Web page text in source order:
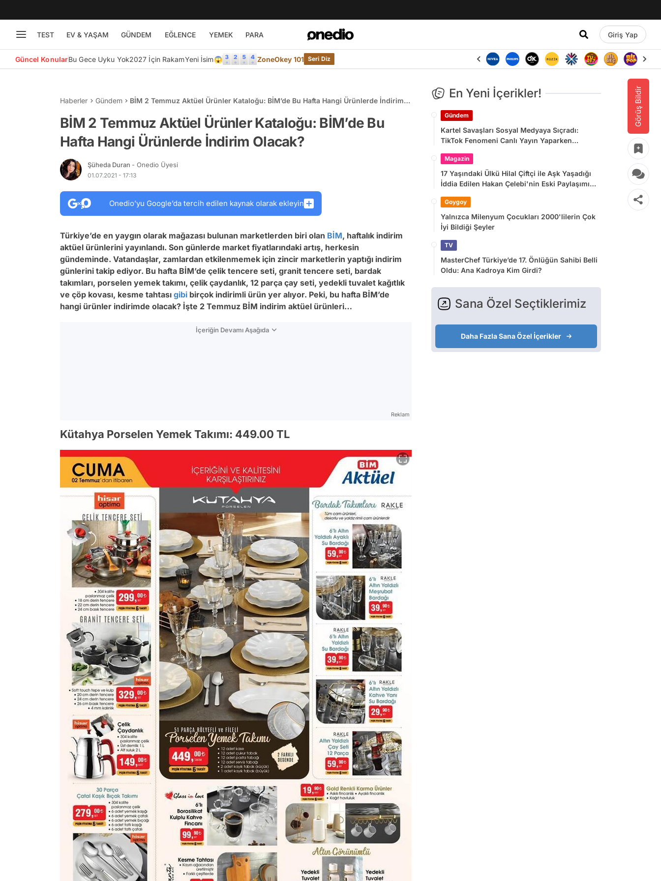
TEST EV & YAŞAM GÜNDEM EĞLENCE YEMEK PARA Giriş Yap
Güncel KonularBu Gece Uyku Yok2027 İçin RakamYeni İsim😱 ZoneOkey 101 Seri Diz
Görüş Bildir
Haberler Gündem
BİM 2 Temmuz Aktüel Ürünler Kataloğu: BİM’de Bu Hafta Hangi Ürünlerde İndirim
BİM 2 Temmuz Aktüel Ürünler Kataloğu: BİM’de Bu
Hafta Hangi Ürünlerde İndirim Olacak?
Şüheda Duran - Onedio Üyesi
01.07.2021 - 17:13
Onedio’yu Google’da tercih edilen kaynak olarak ekleyin
Türkiye’de en yaygın olarak mağazası bulunan marketlerden biri olan BİM, haftalık indirim
aktüel ürünlerini yayınlandı. Son günlerde market fiyatlarındaki artış, herkesin
gündeminde. Vatandaşlar, zamlardan etkilenmemek için zincir marketlerin yaptığı indirim
günlerini takip ediyor. Bu hafta BİM’de çelik tencere seti, granit tencere seti, bardak
takımları, porselen yemek takımı, çelik çaydanlık, 12 parça çay seti, yedekli tuvalet kağıtlık
ve çöp kovası, kesme tahtası gibi birçok indirimli ürün yer alıyor. Peki, bu hafta BİM’de
hangi ürünler indirimde olacak? İşte 2 Temmuz BİM indirim aktüel ürünleri…
İçeriğin Devamı Aşağıda
Reklam
Kütahya Porselen Yemek Takımı: 449.00 TL
En Yeni İçerikler!
Gündem
Kartel Savaşları Sosyal Medyaya Sıçradı:
TikTok Fenomeni Canlı Yayın Yaparken
Magazin
17 Yaşındaki Ülkü Hilal Çiftçi ile Aşk Yaşadığı
İddia Edilen Hakan Çelebi'nin Eski Paylaşımı
Goygoy
Yalnızca Milenyum Çocukları 2000'lilerin Çok
İyi Bildiği Şeyler
TV
MasterChef Türkiye’de 17. Önlüğün Sahibi Belli
Oldu: Ana Kadroya Kim Girdi?
Sana Özel Seçtiklerimiz
Daha Fazla Sana Özel İçerikler